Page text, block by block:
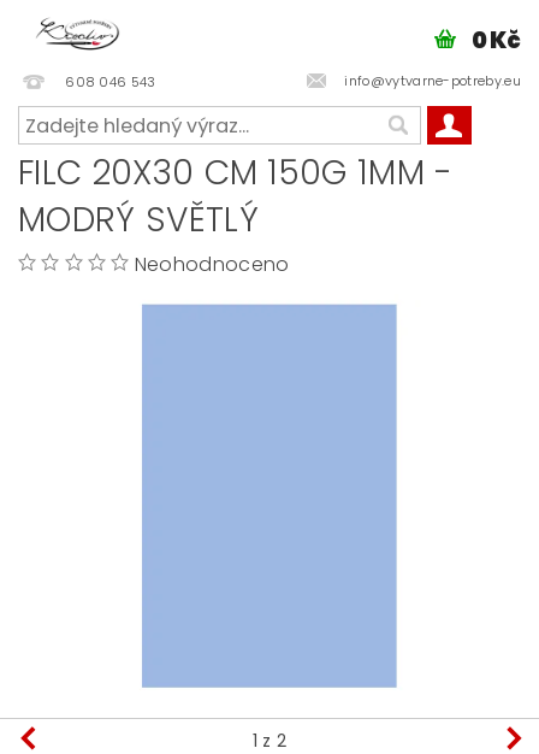
608 046 543 info@vytvarne-potreby.eu
0 Kč
FILC 20X30 CM 150G 1MM -
MODRÝ SVĚTLÝ
Neohodnoceno
1 z 2